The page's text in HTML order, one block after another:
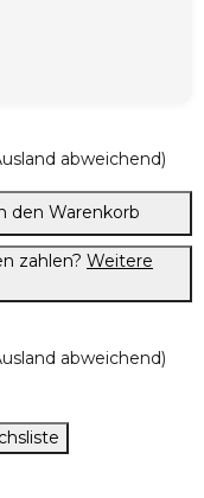
abweichend)
den Warenkorb
zahlen? Weitere
abweichend)